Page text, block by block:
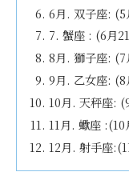
6月. 双子座: (5
7. 蟹座 : (6月
8月. 獅子座: (7
9月. 乙女座: (8
10月. 天秤座:
11月. 蠍座 :(10
12月. 射手座